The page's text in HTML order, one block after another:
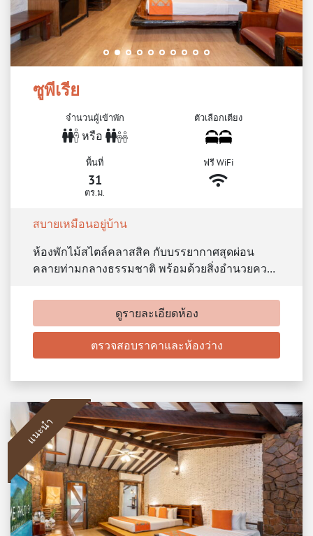
ซูพีเรีย
จำนวนผู้เข้าพัก
หรือ
ตัวเลือกเตียง
พื้นที่
31
ตร.ม.
ฟรี WiFi
สบายเหมือนอยู่บ้าน
ห้องพักไม้สไตล์คลาสสิค กับบรรยากาศสุดผ่อน
คลายท่ามกลางธรรมชาติ พร้อมด้วยสิ่งอำนวยคว…
ดูรายละเอียดห้อง
ตรวจสอบราคาและห้องว่าง
แนะนำ